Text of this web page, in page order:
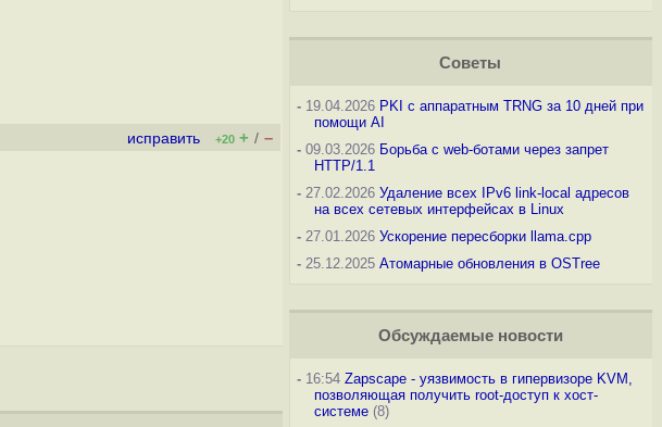
исправить +20 + / –
Советы
-19.04.2026 PKI с аппаратным TRNG за 10 дней при
помощи AI
-09.03.2026 Борьба с web-ботами через запрет
HTTP/1.1
-27.02.2026 Удаление всех IPv6 link-local адресов
на всех сетевых интерфейсах в Linux
-27.01.2026 Ускорение пересборки llama.cpp
-25.12.2025 Атомарные обновления в OSTree
Обсуждаемые новости
-16:54 Zapscape - уязвимость в гипервизоре KVM,
позволяющая получить root-доступ к хост-
системе(8)